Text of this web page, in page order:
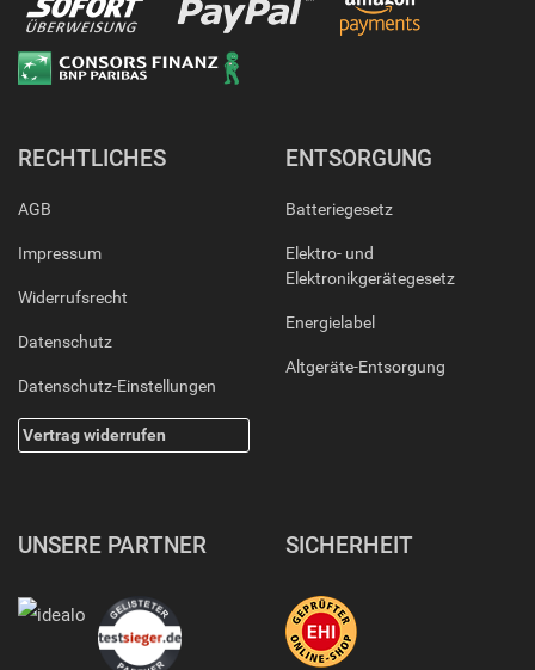
RECHTLICHES
AGB
Impressum
Widerrufsrecht
Datenschutz
Datenschutz-Einstellungen
Vertrag widerrufen
ENTSORGUNG
Batteriegesetz
Elektro- und
Elektronikgerätegesetz
Energielabel
Altgeräte-Entsorgung
UNSERE PARTNER SICHERHEIT